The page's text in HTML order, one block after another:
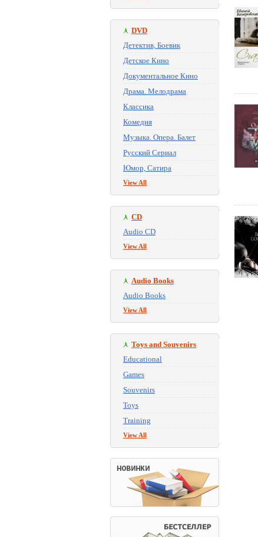
DVD
Детектив, Боевик
Детское Кино
Документальное Кино
Драма. Мелодрама
Классика
Комедия
Музыка. Опера. Балет
Русский Сериал
Юмор, Сатира
View All
CD
Audio CD
View All
Audio Books
Audio Books
View All
Toys and Souvenirs
Educational
Games
Souvenirs
Toys
Training
View All